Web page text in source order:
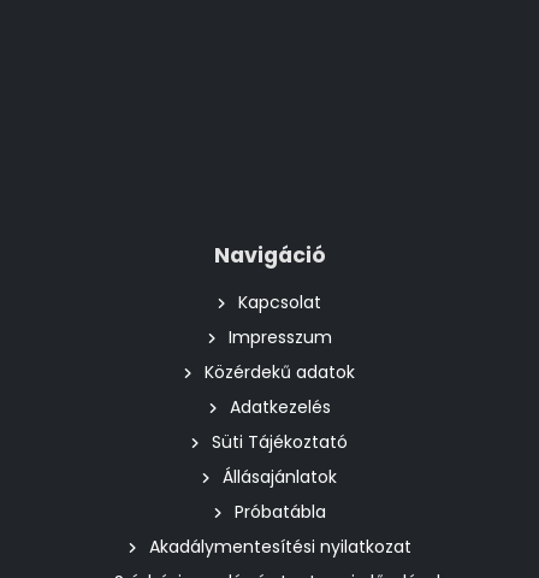
Navigáció
Kapcsolat
Impresszum
Közérdekű adatok
Adatkezelés
Süti Tájékoztató
Állásajánlatok
Próbatábla
Akadálymentesítési nyilatkozat